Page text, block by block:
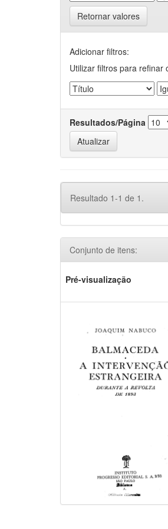
Retornar valores
Adicionar filtros:
Utilizar filtros para refinar
Resultados/Página
Resultado 1-1 de 1.
Conjunto de itens:
Pré-visualização